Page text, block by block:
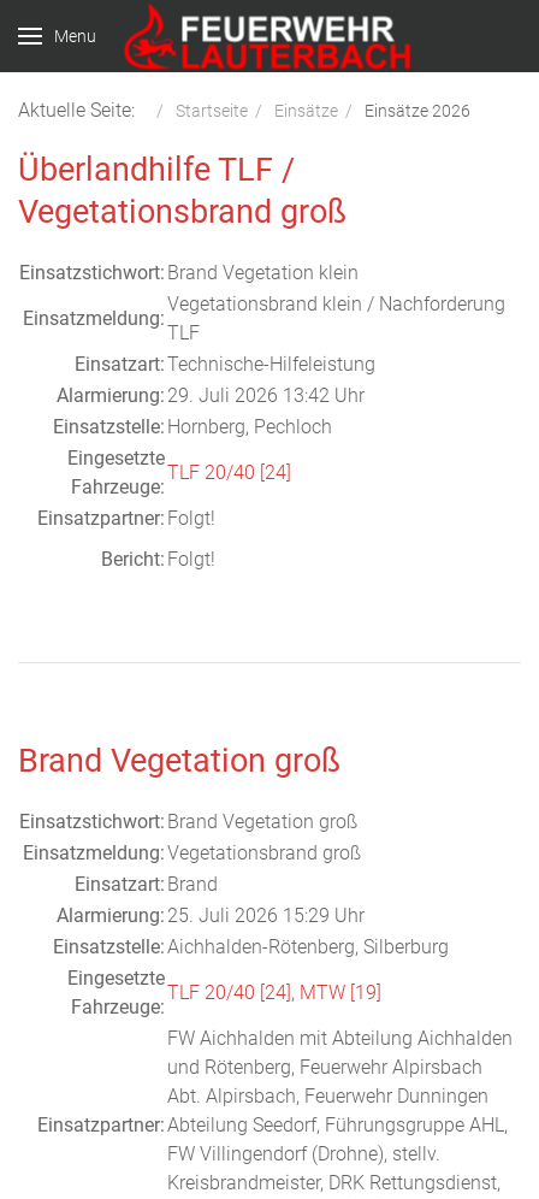
Menu
Aktuelle Seite: Startseite Einsätze Einsätze 2026
Überlandhilfe TLF /
Vegetationsbrand groß
Einsatzstichwort: Brand Vegetation klein
Einsatzmeldung:
Vegetationsbrand klein / Nachforderung
TLF
Einsatzart:Technische-Hilfeleistung
Alarmierung: 29. Juli 2026 13:42 Uhr
Einsatzstelle: Hornberg, Pechloch
Eingesetzte
Fahrzeuge:
TLF 20/40 [24]
Einsatzpartner: Folgt!
Bericht: Folgt!
Brand Vegetation groß
Einsatzstichwort: Brand Vegetation groß
Einsatzmeldung:Vegetationsbrand groß
Einsatzart: Brand
Alarmierung: 25. Juli 2026 15:29 Uhr
Einsatzstelle:Aichhalden-Rötenberg, Silberburg
Eingesetzte
Fahrzeuge:
TLF 20/40 [24], MTW [19]
Einsatzpartner:
FW Aichhalden mit Abteilung Aichhalden
und Rötenberg, Feuerwehr Alpirsbach
Abt. Alpirsbach, Feuerwehr Dunningen
Abteilung Seedorf, Führungsgruppe AHL,
FW Villingendorf (Drohne), stellv.
Kreisbrandmeister, DRK Rettungsdienst,